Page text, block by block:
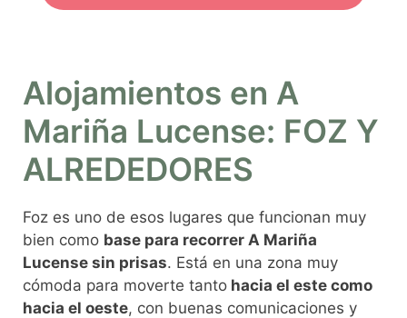
Alojamientos en A
Mariña Lucense: FOZ Y
ALREDEDORES
Foz es uno de esos lugares que funcionan muy
bien como base para recorrer A Mariña
Lucense sin prisas. Está en una zona muy
cómoda para moverte tanto hacia el este como
hacia el oeste, con buenas comunicaciones y